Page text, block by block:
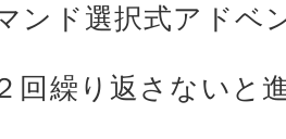
ンド選択式アドベ
回繰り返さないと